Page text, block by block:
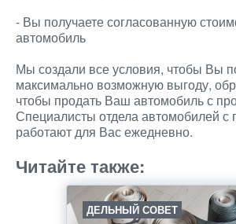
- Вы получаете согласованную
автомобиль
Мы создали все условия, чтобы Вы
максимально возможную выгоду,
чтобы продать Ваш автомобиль с
Специалисты отдела автомобилей с
работают для Вас ежедневно.
Читайте также:
ДЕЛЬНЫЙ СОВЕТ